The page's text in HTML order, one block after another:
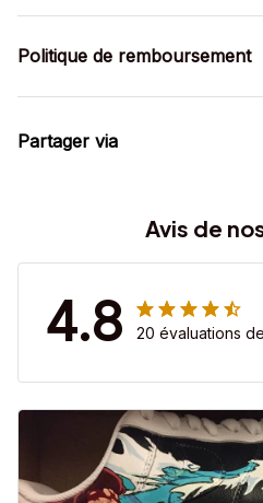
Politique de remboursement
Partager via
Avis de
4.8 20 évaluations